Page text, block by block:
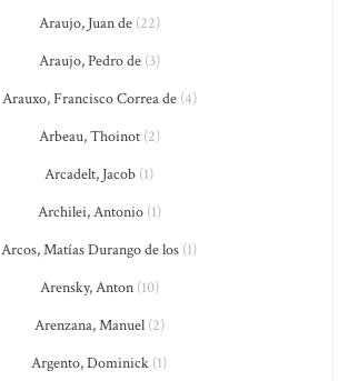
Araujo, Juan de(22)
Araujo, Pedro de(3)
Arauxo, Francisco Correa de(4)
Arbeau, Thoinot(2)
Arcadelt, Jacob (1)
Archilei, Antonio(1)
Arcos, Matías Durango de los (1)
Arensky, Anton(10)
Arenzana, Manuel(2)
Argento, Dominick (1)